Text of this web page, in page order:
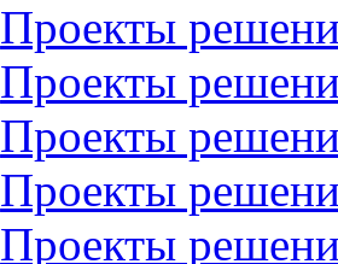
Проекты
Проекты
Проекты
Проекты
Проекты